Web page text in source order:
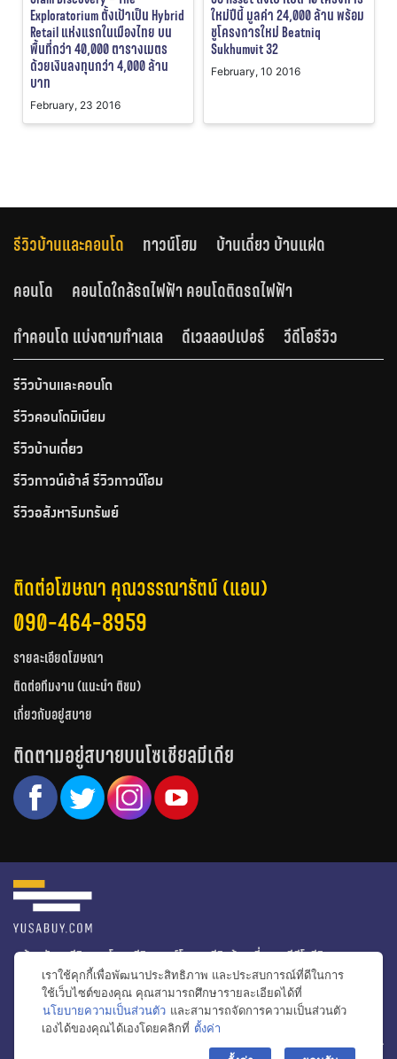
Exploratorium ตั้งเป้าเป็น Hybrid
Retail แห่งแรกในเมืองไทย บน
พื้นที่กว่า 40,000 ตารางเมตร
ด้วยเงินลงทุนกว่า 4,000 ล้าน
บาท
February, 23 2016
ใหม่ปีนี้ มูลค่า 24,000 ล้าน พร้อม
ชูโครงการใหม่ Beatniq
Sukhumvit 32
February, 10 2016
รีวิวบ้านและคอนโด ทาวน์โฮม
บ้านเดี่ยว บ้านแฝด
คอนโด
คอนโดใกล้รถไฟฟ้า คอนโดติดรถไฟฟ้า
ทำคอนโด แบ่งตามทำเลเล
ดีเวลลอปเปอร์ วีดีโอรีวิว
รีวิวบ้านและคอนโด
รีวิวคอนโดมิเนียม
รีวิวบ้านเดี่ยว
รีวิวทาวน์เฮ้าส์ รีวิวทาวน์โฮม
รีวิวอสังหาริมทรัพย์
ติดต่อโฆษณา คุณวรรณารัตน์ (แอน)
090-464-8959
รายละเอียดโฆษณา
ติดต่อทีมงาน (แนะนำ ติชม)
เกี่ยวกับอยู่สบาย
ติดตามอยู่สบายบนโซเชียลมีเดีย
หน้าหลัก รีวิวคอนโด รีวิวทาวน์โฮม รีวิวบ้านเดี่ยว
วีดีโอรีวิว
ไอเดียแต่งบ้าน
ข่าวอสังหาริมทรัพย์
โปรโมชั่นบ้านและคอนโด
โครงการน่าสนใจ
© สงวนลิขสิทธิ์ 2556-2564
เราใช้คุกกี้เพื่อพัฒนาประสิทธิภาพ และประสบการณ์ที่ดีในการ
ใช้เว็บไซต์ของคุณ คุณสามารถศึกษารายละเอียดได้ที่
นโยบายความเป็นส่วนตัว และสามารถจัดการความเป็นส่วนตัว
เองได้ของคุณได้เองโดยคลิกที่ ตั้งค่า